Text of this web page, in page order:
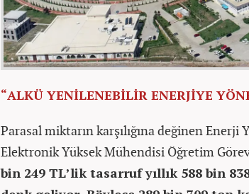
“ALKÜ YENİLENEBİLİR ENERJİYE
Parasal miktarın karşılığına değinen
Elektronik Yüksek Mühendisi Öğretim
bin 249 TL’lik tasarruf yıllık 588 bin